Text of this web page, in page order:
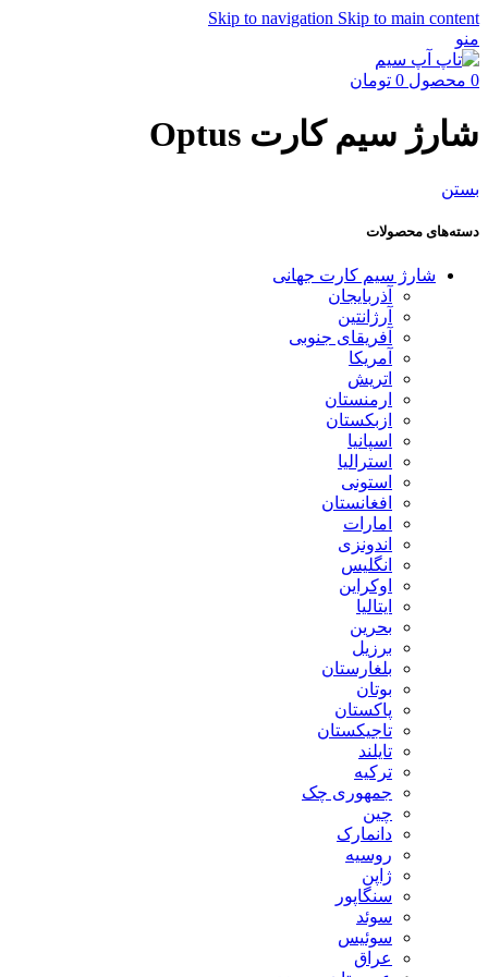
Skip to navigation Skip to main content
منو
0 محصول 0 تومان
شارژ سیم کارت Optus
بستن
دسته‌های محصولات
شارژ سیم کارت جهانی
آذربایجان
آرژانتین
آفریقای جنوبی
آمریکا
اتریش
ارمنستان
ازبکستان
اسپانیا
استرالیا
استونی
افغانستان
امارات
اندونزی
انگلیس
اوکراین
ایتالیا
بحرین
برزیل
بلغارستان
بوتان
پاکستان
تاجیکستان
تایلند
ترکیه
جمهوری چک
چین
دانمارک
روسیه
ژاپن
سنگاپور
سوئد
سوئیس
عراق